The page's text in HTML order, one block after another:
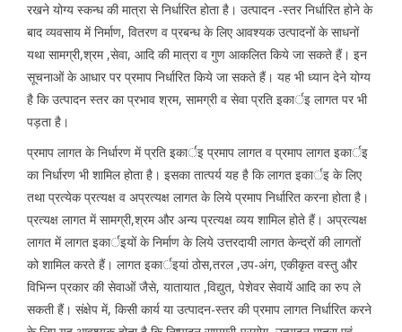
रखने योग्य स्कन्ध की मात्रा से निर्धारित होता है। उत्पादन -स्तर निर्धारित होने के
बाद व्यवसाय में निर्माण, वितरण व प्रबन्ध के लिए आवश्यक उत्पादनों के साधनों
यथा सामग्री,श्रम ,सेवा, आदि की मात्रा व गुण आकलित किये जा सकते हैं। इन
सूचनाओं के आधार पर प्रमाप निर्धारित किये जा सकते हैं। यह भी ध्यान देने योग्य
है कि उत्पादन स्तर का प्रभाव श्रम, सामग्री व सेवा प्रति इकार्इ लागत पर भी
पड़ता है।
प्रमाप लागत के निर्धारण में प्रति इकार्इ प्रमाप लागत व प्रमाप लागत इकार्इ
का निर्धारण भी शामिल होता है। इसका तात्पर्य यह है कि लागत इकार्इ के लिए
तथा प्रत्येक प्रत्यक्ष व अप्रत्यक्ष लागत के लिये प्रमाप निर्धारित करना होता है।
प्रत्यक्ष लागत में सामग्री,श्रम और अन्य प्रत्यक्ष व्यय शामिल होते हैं। अप्रत्यक्ष
लागत में लागत इकार्इयों के निर्माण के लिये उत्तरदायी लागत केन्द्रों की लागतों
को शामिल करते हैं। लागत इकार्इयां ठोस,तरल ,उप-अंग, एकीकृत वस्तु और
विभिन्न प्रकार की सेवाओं जैसे, यातायात ,विद्युत, पेशेवर सेवायें आदि का रुप ले
सकती हैं। संक्षेप में, किसी कार्य या उत्पादन-स्तर की प्रमाप लागत निर्धारित करने